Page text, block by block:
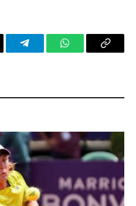
TelegramWhatsAppCopy